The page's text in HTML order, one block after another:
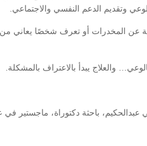
وتقديم الدعم النفسي والاجتماعي.
عن المخدرات أو تعرف شخصًا يعاني من
والعلاج يبدأ بالاعتراف بالمشكلة.
عبدالحكيم، باحثة دكتوراة، ماجستير في